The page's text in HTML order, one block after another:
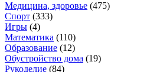
Медицина, здоровье (475)
Спорт (333)
Игры (4)
Математика (110)
Образование (12)
Обустройство дома (19)
Рукоделие (84)